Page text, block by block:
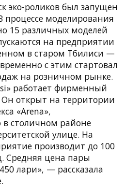
эко-роликов был запущен
процессе моделирования
15 различных моделей
на предприятии
в старом Тбилиси —
с этим стартовал
на розничном рынке.
работает фирменный
открыт на территории
«Arena»,
столичном районе
улице. На
производит до 100
Средняя цена пары
лари», — рассказала